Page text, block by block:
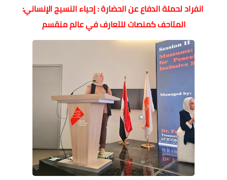
انفراد لحملة الدفاع عن الحضارة : إحياء النسيج الإنساني:
المتاحف كمنصات للتعارف في عالم منقسم